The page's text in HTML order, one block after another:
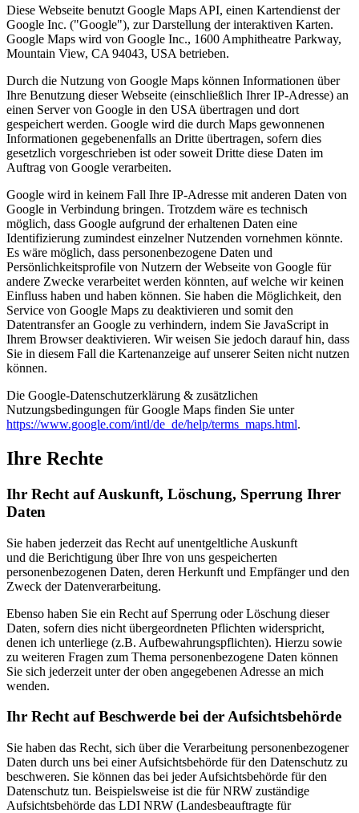
Diese Webseite benutzt Google Maps API, einen Kartendienst der
Google Inc. ("Google"), zur Darstellung der interaktiven Karten.
Google Maps wird von Google Inc., 1600 Amphitheatre Parkway,
Mountain View, CA 94043, USA betrieben.
Durch die Nutzung von Google Maps können Informationen über
Ihre Benutzung dieser Webseite (einschließlich Ihrer IP-Adresse) an
einen Server von Google in den USA übertragen und dort
gespeichert werden. Google wird die durch Maps gewonnenen
Informationen gegebenenfalls an Dritte übertragen, sofern dies
gesetzlich vorgeschrieben ist oder soweit Dritte diese Daten im
Auftrag von Google verarbeiten.
Google wird in keinem Fall Ihre IP-Adresse mit anderen Daten von
Google in Verbindung bringen. Trotzdem wäre es technisch
möglich, dass Google aufgrund der erhaltenen Daten eine
Identifizierung zumindest einzelner Nutzenden vornehmen könnte.
Es wäre möglich, dass personenbezogene Daten und
Persönlichkeitsprofile von Nutzern der Webseite von Google für
andere Zwecke verarbeitet werden könnten, auf welche wir keinen
Einfluss haben und haben können. Sie haben die Möglichkeit, den
Service von Google Maps zu deaktivieren und somit den
Datentransfer an Google zu verhindern, indem Sie JavaScript in
Ihrem Browser deaktivieren. Wir weisen Sie jedoch darauf hin, dass
Sie in diesem Fall die Kartenanzeige auf unserer Seiten nicht nutzen
können.
Die Google-Datenschutzerklärung & zusätzlichen
Nutzungsbedingungen für Google Maps finden Sie unter
https://www.google.com/intl/de_de/help/terms_maps.html.
Ihre Rechte
Ihr Recht auf Auskunft, Löschung, Sperrung Ihrer
Daten
Sie haben jederzeit das Recht auf unentgeltliche Auskunft
und die Berichtigung über Ihre von uns gespeicherten
personenbezogenen Daten, deren Herkunft und Empfänger und den
Zweck der Datenverarbeitung.
Ebenso haben Sie ein Recht auf Sperrung oder Löschung dieser
Daten, sofern dies nicht übergeordneten Pflichten widerspricht,
denen ich unterliege (z.B. Aufbewahrungspflichten). Hierzu sowie
zu weiteren Fragen zum Thema personenbezogene Daten können
Sie sich jederzeit unter der oben angegebenen Adresse an mich
wenden.
Ihr Recht auf Beschwerde bei der Aufsichtsbehörde
Sie haben das Recht, sich über die Verarbeitung personenbezogener
Daten durch uns bei einer Aufsichtsbehörde für den Datenschutz zu
beschweren. Sie können das bei jeder Aufsichtsbehörde für den
Datenschutz tun. Beispielsweise ist die für NRW zuständige
Aufsichtsbehörde das LDI NRW (Landesbeauftragte für